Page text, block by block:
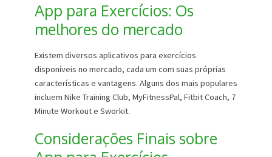
App para Exercícios: Os
melhores do mercado
Existem diversos aplicativos para exercícios
disponíveis no mercado, cada um com suas próprias
características e vantagens. Alguns dos mais populares
incluem Nike Training Club, MyFitnessPal, Fitbit Coach, 7
Minute Workout e Sworkit.
Considerações Finais sobre